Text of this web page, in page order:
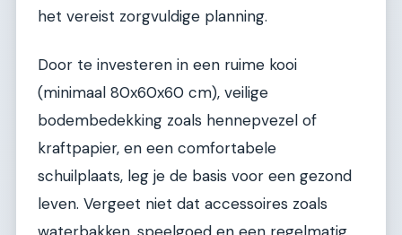
het vereist zorgvuldige planning.
Door te investeren in een ruime kooi
(minimaal 80x60x60 cm), veilige
bodembedekking zoals hennepvezel of
kraftpapier, en een comfortabele
schuilplaats, leg je de basis voor een gezond
leven. Vergeet niet dat accessoires zoals